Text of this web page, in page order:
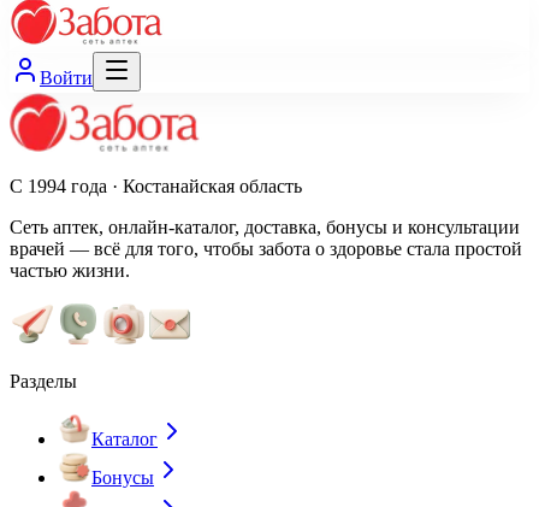
Войти
С 1994 года · Костанайская область
Сеть аптек, онлайн-каталог, доставка, бонусы и консультации
врачей — всё для того, чтобы забота о здоровье стала простой
частью жизни.
Разделы
Каталог
Бонусы